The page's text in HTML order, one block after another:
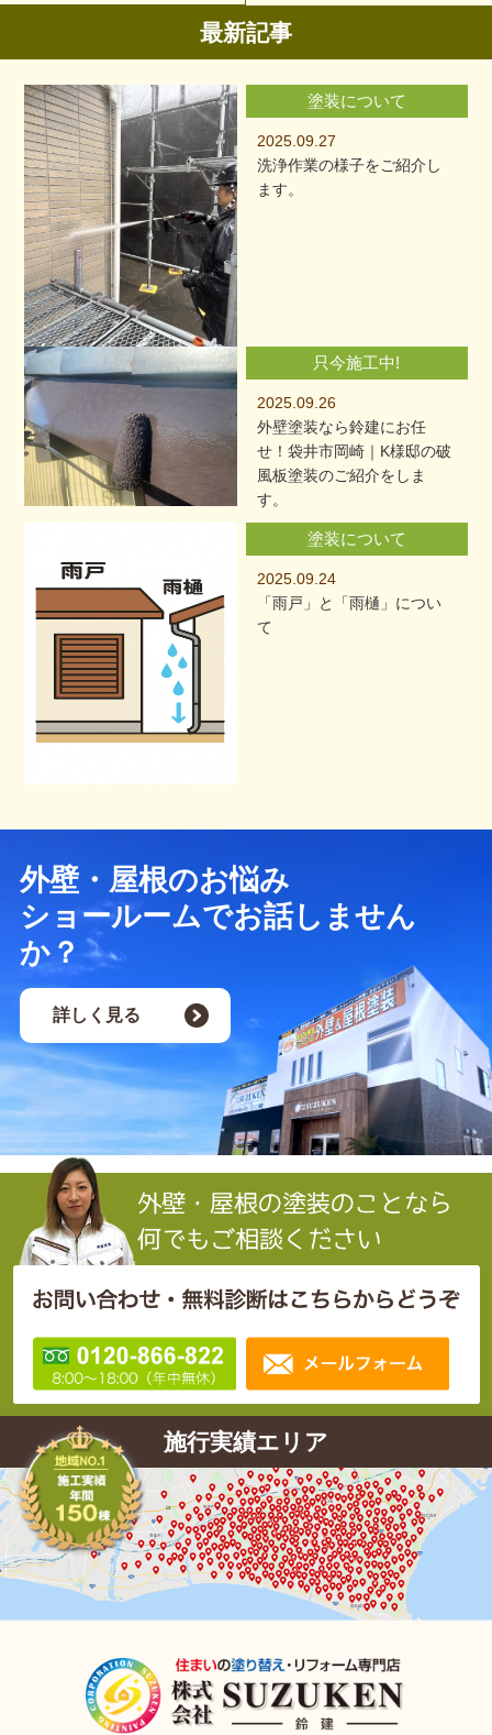
最新記事
塗装について
2025.09.27
洗浄作業の様子をご紹介し
ます。
只今施工中!
2025.09.26
外壁塗装なら鈴建にお任
せ！袋井市岡崎｜K様邸の破
風板塗装のご紹介をしま
す。
塗装について
2025.09.24
「雨戸」と「雨樋」につい
て
外壁・屋根のお悩み
ショールームでお話しません
か？
詳しく見る
施行実績エリア